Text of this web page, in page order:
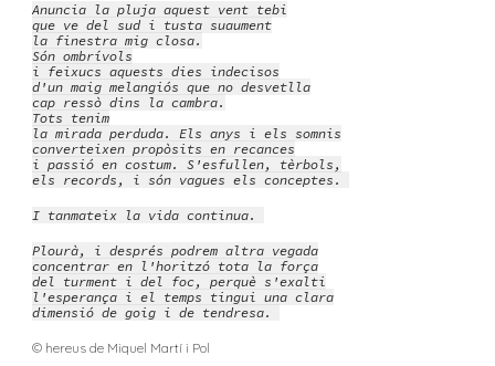
Anuncia la pluja aquest vent tebi
que ve del sud i tusta suaument
la finestra mig closa.
Són ombrívols
i feixucs aquests dies indecisos
d'un maig melangiós que no desvetlla
cap ressò dins la cambra.
Tots tenim
la mirada perduda. Els anys i els somnis
converteixen propòsits en recances
i passió en costum. S'esfullen, tèrbols,
els records, i són vagues els conceptes.
I tanmateix la vida continua.
Plourà, i després podrem altra vegada
concentrar en l'horitzó tota la força
del turment i del foc, perquè s'exalti
l'esperança i el temps tingui una clara
dimensió de goig i de tendresa.
© hereus de Miquel Martí i Pol